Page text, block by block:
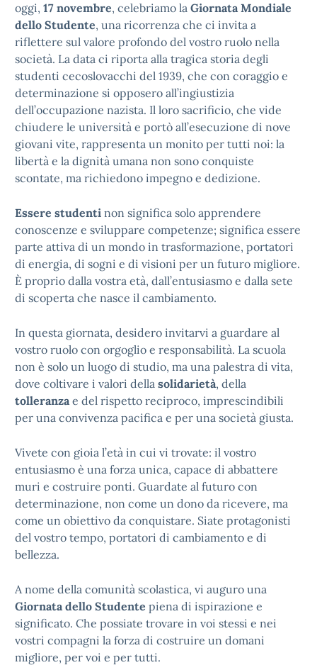
oggi, 17 novembre, celebriamo la Giornata Mondiale
dello Studente, una ricorrenza che ci invita a
riflettere sul valore profondo del vostro ruolo nella
società. La data ci riporta alla tragica storia degli
studenti cecoslovacchi del 1939, che con coraggio e
determinazione si opposero all’ingiustizia
dell’occupazione nazista. Il loro sacrificio, che vide
chiudere le università e portò all’esecuzione di nove
giovani vite, rappresenta un monito per tutti noi: la
libertà e la dignità umana non sono conquiste
scontate, ma richiedono impegno e dedizione.
Essere studenti non significa solo apprendere
conoscenze e sviluppare competenze; significa essere
parte attiva di un mondo in trasformazione, portatori
di energia, di sogni e di visioni per un futuro migliore.
È proprio dalla vostra età, dall’entusiasmo e dalla sete
di scoperta che nasce il cambiamento.
In questa giornata, desidero invitarvi a guardare al
vostro ruolo con orgoglio e responsabilità. La scuola
non è solo un luogo di studio, ma una palestra di vita,
dove coltivare i valori della solidarietà, della
tolleranzae del rispetto reciproco, imprescindibili
per una convivenza pacifica e per una società giusta.
Vivete con gioia l’età in cui vi trovate: il vostro
entusiasmo è una forza unica, capace di abbattere
muri e costruire ponti. Guardate al futuro con
determinazione, non come un dono da ricevere, ma
come un obiettivo da conquistare. Siate protagonisti
del vostro tempo, portatori di cambiamento e di
bellezza.
A nome della comunità scolastica, vi auguro una
Giornata dello Studente piena di ispirazione e
significato. Che possiate trovare in voi stessi e nei
vostri compagni la forza di costruire un domani
migliore, per voi e per tutti.